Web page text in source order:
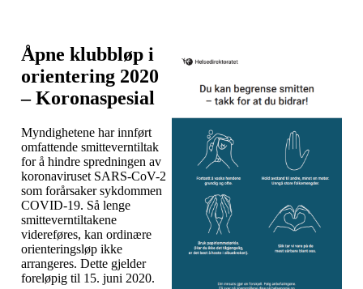
Åpne klubbløp i
orientering 2020
– Koronaspesial
Myndighetene har innført
omfattende smitteverntiltak
for å hindre spredningen av
koronaviruset SARS-CoV-2
som forårsaker sykdommen
COVID-19. Så lenge
smitteverntiltakene
videreføres, kan ordinære
orienteringsløp ikke
arrangeres. Dette gjelder
foreløpig til 15. juni 2020.